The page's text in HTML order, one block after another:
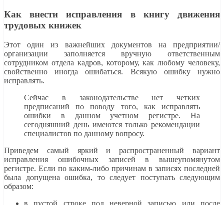
Как внести исправления в книгу движения
трудовых книжек
Этот один из важнейших документов на предприятии/
организации заполняется вручную ответственным
сотрудником отдела кадров, которому, как любому человеку,
свойственно иногда ошибаться. Всякую ошибку нужно
исправлять.
Сейчас в законодательстве нет четких
предписаний по поводу того, как исправлять
ошибки в данном учетном регистре. На
сегодняшний день имеются только рекомендации
специалистов по данному вопросу.
Приведем самый яркий и распространенный вариант
исправления ошибочных записей в вышеупомянутом
регистре. Если по каким-либо причинам в записях последней
была допущена ошибка, то следует поступать следующим
образом:
в пустой строке под неверной записью или после